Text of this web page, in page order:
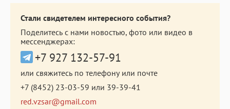
Стали свидетелем интересного события?
Поделитесь с нами новостью, фото или видео в
мессенджерах:
+7 927 132-57-91
или свяжитесь по телефону или почте
+7 (8452) 23-03-59 или 39-39-41
red.vzsar@gmail.com